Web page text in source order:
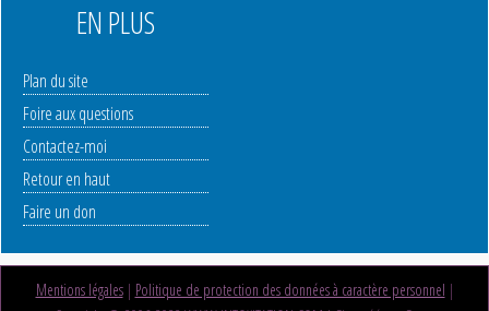
EN PLUS
Plan du site
Foire aux questions
Contactez-moi
Retour en haut
Faire un don
Mentions légales| Politique de protection des données à caractère personnel |